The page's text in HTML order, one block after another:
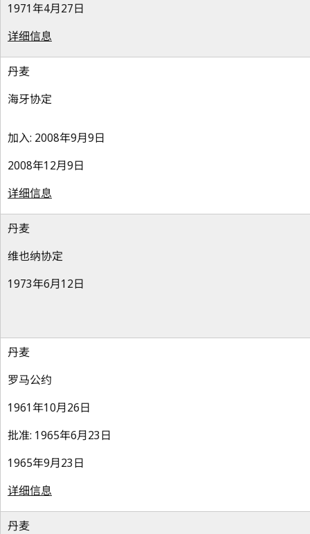
1971年4月27日
详细信息
丹麦
海牙协定
加入: 2008年9月9日
2008年12月9日
详细信息
丹麦
维也纳协定
1973年6月12日
丹麦
罗马公约
1961年10月26日
批准: 1965年6月23日
1965年9月23日
详细信息
丹麦